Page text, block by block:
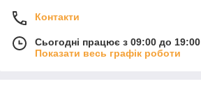
Контакти
Сьогодні працює з 09:00 до 19:00
Показати весь графік роботи